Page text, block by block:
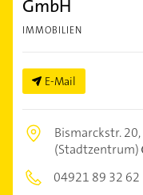
GmbH
IMMOBILIEN
E-Mail
Bismarckstr. 20,
(Stadtzentrum)
04921 89 32 62